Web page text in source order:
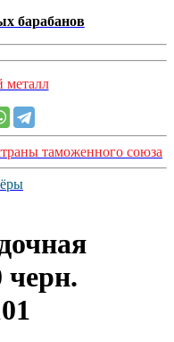
барабанов
металл
таможенного союза